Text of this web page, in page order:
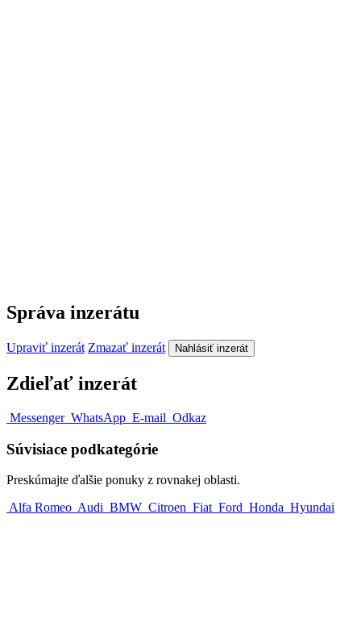
Správa inzerátu
Upraviť inzerát Zmazať inzerát Nahlásiť inzerát
Zdieľať inzerát
Messenger WhatsApp E-mail Odkaz
Súvisiace podkategórie
Preskúmajte ďalšie ponuky z rovnakej oblasti.
Alfa Romeo Audi BMW Citroen Fiat Ford Honda Hyundai